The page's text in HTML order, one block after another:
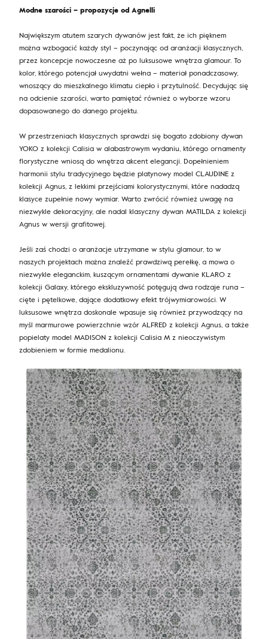
Modne szarości – propozycje od Agnelli
Największym atutem szarych dywanów jest fakt, że ich pięknem
można wzbogacić każdy styl – poczynając od aranżacji klasycznych,
przez koncepcje nowoczesne aż po luksusowe wnętrza glamour. To
kolor, którego potencjał uwydatni wełna – materiał ponadczasowy,
wnoszący do mieszkalnego klimatu ciepło i przytulność. Decydując się
na odcienie szarości, warto pamiętać również o wyborze wzoru
dopasowanego do danego projektu.
W przestrzeniach klasycznych sprawdzi się bogato zdobiony dywan
YOKO z kolekcji Calisia w alabastrowym wydaniu, którego ornamenty
florystyczne wniosą do wnętrza akcent elegancji. Dopełnieniem
harmonii stylu tradycyjnego będzie platynowy model CLAUDINE z
kolekcji Agnus, z lekkimi przejściami kolorystycznymi, które nadadzą
klasyce zupełnie nowy wymiar. Warto zwrócić również uwagę na
niezwykle dekoracyjny, ale nadal klasyczny dywan MATILDA z kolekcji
Agnus w wersji grafitowej.
Jeśli zaś chodzi o aranżacje utrzymane w stylu glamour, to w
naszych projektach można znaleźć prawdziwą perełkę, a mowa o
niezwykle eleganckim, kuszącym ornamentami dywanie KLARO z
kolekcji Galaxy, którego ekskluzywność potęgują dwa rodzaje runa –
cięte i pętelkowe, dające dodatkowy efekt trójwymiarowości. W
luksusowe wnętrza doskonale wpasuje się również przywodzący na
myśl marmurowe powierzchnie wzór ALFRED z kolekcji Agnus, a także
popielaty model MADISON z kolekcji Calisia M z nieoczywistym
zdobieniem w formie medalionu.